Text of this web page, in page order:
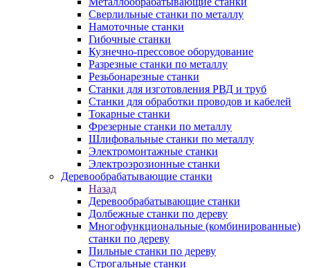
Сверлильные станки по металлу
Намоточные станки
Гибочные станки
Кузнечно-прессовое оборудование
Разрезные станки по металлу
Резьбонарезные станки
Станки для изготовления РВД и труб
Станки для обработки проводов и кабелей
Токарные станки
Фрезерные станки по металлу
Шлифовальные станки по металлу
Электромонтажные станки
Электроэрозионные станки
Деревообрабатывающие станки
Назад
Деревообрабатывающие станки
Долбежные станки по дереву
Многофункциональные (комбинированные)
станки по дереву
Пильные станки по дереву
Строгальные станки